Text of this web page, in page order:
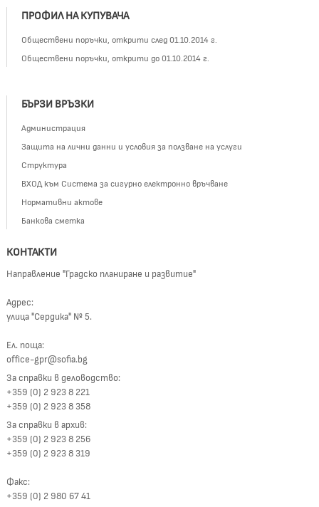
ПРОФИЛ НА КУПУВАЧА
Обществени поръчки, открити след 01.10.2014 г.
Обществени поръчки, открити до 01.10.2014 г.
БЪРЗИ ВРЪЗКИ
Администрация
Защита на лични данни и условия за ползване на услуги
Структура
ВХОД към Система за сигурно електронно връчване
Нормативни актове
Банкова сметка
КОНТАКТИ
Направление "Градско планиране и развитие"
Адрес:
улица "Сердика" № 5.
Ел. поща:
office-gpr@sofia.bg
За справки в деловодство:
+359 (0) 2 923 8 221
+359 (0) 2 923 8 358
За справки в архив:
+359 (0) 2 923 8 256
+359 (0) 2 923 8 319
Факс:
+359 (0) 2 980 67 41